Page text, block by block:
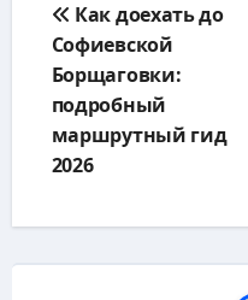
по
записям
Как доехать до
Софиевской
Борщаговки:
подробный
маршрутный гид
2026